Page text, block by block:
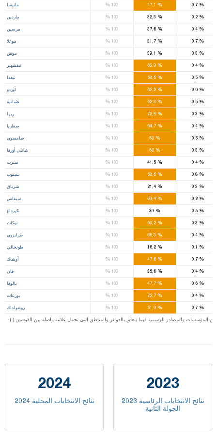
مانيسا %100 % %
ماردين %100 % %
مرسين %100 %
37,6 %
موغلا %100 %
31,7 %
موش %100 % %
نيفشهير %100 %
62,9 %
نيغدا %100 %
58,5 %
أوردو %100 %
62,2 %
عثمانية %100 % %
ريزا %100 %
72,8 %
صقاريا %100 %
64,7 %
صامسون %100 % %
شانلي أورفا %100 % %
سيرت %100 %
41,5 %
سينوب %100 %
58,5 %
شرناق %100 %
21,4 %
سيفاس %100 %
69,4 %
تكيرداغ %100 % %
توكات %100 %
63,2 %
طرابزون %100 % %
طونجالي %100 %
16,2 %
أوشاك %100 %
47,6 %
فان %100 %
35,6 %
يالوفا %100 %
47,7 %
يوزغات %100 %
72,7 %
زونغولداك %100 %
51,9 %
المؤسسات والمصادر الرسمية فيما يتعلق بالدوائر والمناطق التي تحمل علامة واصلة بين القوسين
2024
نتائج الانتخابات المحلية 2024
2023
نتائج الانتخابات الرئاسية 2023
الجولة الثانية